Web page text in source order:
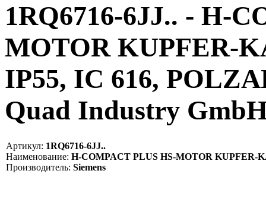
1RQ6716-6JJ.. - H-
MOTOR KUPFER-
IP55, IC 616,
Quad Industry
Артикул: 1RQ6716-6JJ..
Наименование: H-COMPACT PLUS HS-MOTOR KUPFER-
Производитель: Siemens